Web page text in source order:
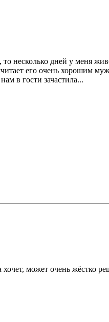
несколько дней у меня
его очень хорошим
в гости зачастила...
может очень жёстко